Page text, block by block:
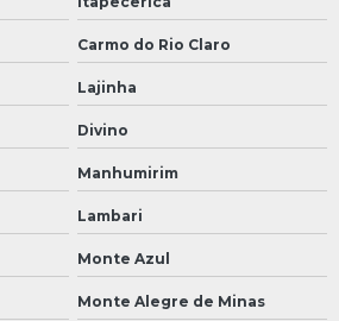
Carmo do Rio Claro
Lajinha
Divino
Manhumirim
Lambari
Monte Azul
Monte Alegre de Minas